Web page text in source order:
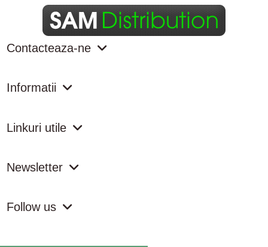
Contacteaza-ne
Informatii
Linkuri utile
Newsletter
Follow us